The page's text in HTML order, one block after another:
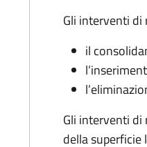
Gli interventi
il
Gli interventi
della